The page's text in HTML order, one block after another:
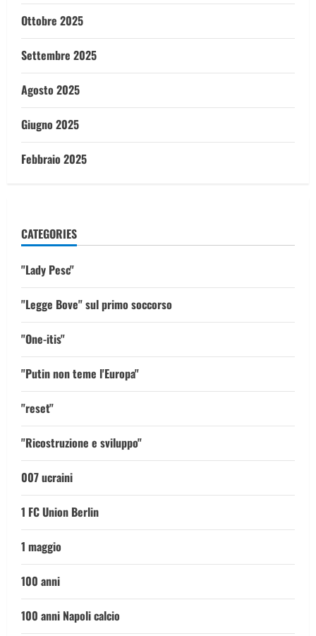
Ottobre 2025
Settembre 2025
Agosto 2025
Giugno 2025
Febbraio 2025
CATEGORIES
"Lady Pesc"
"Legge Bove" sul primo soccorso
"One-itis"
"Putin non teme l'Europa"
"reset"
"Ricostruzione e sviluppo"
007 ucraini
1 FC Union Berlin
1 maggio
100 anni
100 anni Napoli calcio